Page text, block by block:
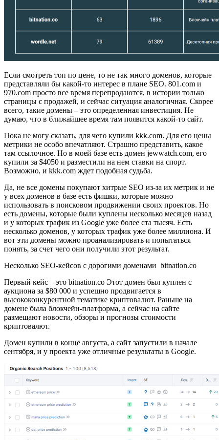
Если смотреть топ по цене, то не так много доменов, которые
представляли бы какой-то интерес в плане SEO. 801.com и
970.com просто все время перепродаются, в истории только
страницы с продажей, и сейчас ситуация аналогичная. Скорее
всего, такие домены – это определенная инвестиция. Не
думаю, что в ближайшее время там появится какой-то сайт.
Пока не могу сказать, для чего купили kkk.com. Для его цены
метрики не особо впечатляют. Страшно представить, какое
там ссылочное. Но в моей базе есть домен jewwatch.com, его
купили за $4050 и разместили на нем ставки на спорт.
Возможно, и kkk.com ждет подобная судьба.
Да, не все домены покупают хитрые SEO из-за их метрик и не
у всех доменов в базе есть фишки, которые можно
использовать в поисковом продвижении своих проектов. Но
есть домены, которые были куплены несколько месяцев назад
и у которых трафик из Google уже более ста тысяч. Есть
несколько доменов, у которых трафик уже более миллиона. И
вот эти домены можно проанализировать и попытаться
понять, за счет чего они получили этот результат.
Несколько SEO-кейсов c дорогими доменами bitnation.co
Первый кейс – это bitnation.co Этот домен был куплен с
аукциона за $80 000 и успешно продвигается в
высококонкурентной тематике криптовалют. Раньше на
домене была блокчейн-платформа, а сейчас на сайте
размещают новости, обзоры и прогнозы стоимости
криптовалют.
Домен купили в конце августа, а сайт запустили в начале
сентября, и у проекта уже отличные результаты в Google.